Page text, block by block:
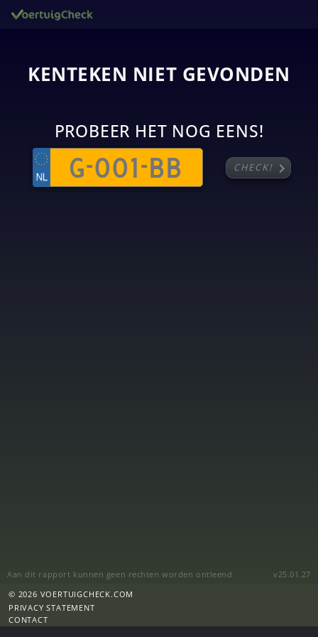
KENTEKEN NIET GEVONDEN
PROBEER HET NOG EENS!
CHECK! chevron_right
Aan dit rapport kunnen geen rechten worden ontleend
v25.01.27
© 2026 VOERTUIGCHECK.COM
PRIVACY STATEMENT
CONTACT